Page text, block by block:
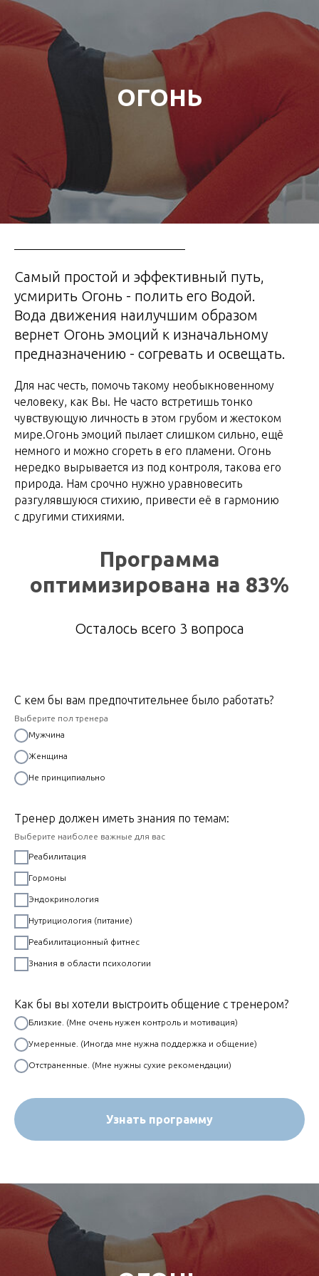
ОГОНЬ
Самый простой и эффективный путь,
усмирить Огонь - полить его Водой.
Вода движения наилучшим образом
вернет Огонь эмоций к изначальному
предназначению - согревать и освещать.
Для нас честь, помочь такому необыкновенному
человеку, как Вы. Не часто встретишь тонко
чувствующую личность в этом грубом и жестоком
мире.Огонь эмоций пылает слишком сильно, ещё
немного и можно сгореть в его пламени. Огонь
нередко вырывается из под контроля, такова его
природа. Нам срочно нужно уравновесить
разгулявшуюся стихию, привести её в гармонию
с другими стихиями.
Программа
оптимизирована на 83%
Осталось всего 3 вопроса
С кем бы вам предпочтительнее было работать?
Выберите пол тренера
Мужчина
Женщина
Не принципиально
Тренер должен иметь знания по темам:
Выберите наиболее важные для вас
Реабилитация
Гормоны
Эндокринология
Нутрициология (питание)
Реабилитационный фитнес
Знания в области психологии
Как бы вы хотели выстроить общение с тренером?
Близкие. (Мне очень нужен контроль и мотивация)
Умеренные. (Иногда мне нужна поддержка и общение)
Отстраненные. (Мне нужны сухие рекомендации)
Узнать программу